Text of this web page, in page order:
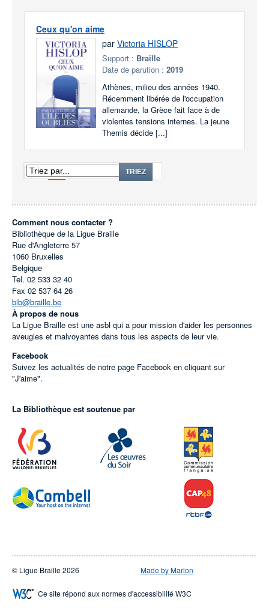
Ceux qu'on aime
par Victoria HISLOP
Support : Braille
Date de parution : 2019
Athènes, milieu des années 1940.
Récemment libérée de l'occupation
allemande, la Grèce fait face à de
violentes tensions internes. La jeune
Themis décide [...]
1 23
TRIEZ
Comment nous contacter ?
Bibliothèque de la Ligue Braille
Rue d'Angleterre 57
1060 Bruxelles
Belgique
Tel. 02 533 32 40
Fax 02 537 64 26
bib@braille.be
À propos de nous
La Ligue Braille est une asbl qui a pour mission d'aider les personnes
aveugles et malvoyantes dans tous les aspects de leur vie.
Facebook
Suivez les actualités de notre page Facebook en cliquant sur
"J'aime".
La Bibliothèque est soutenue par
© Ligue Braille 2026 Made by Marlon
Ce site répond aux normes d'accessibilité W3C